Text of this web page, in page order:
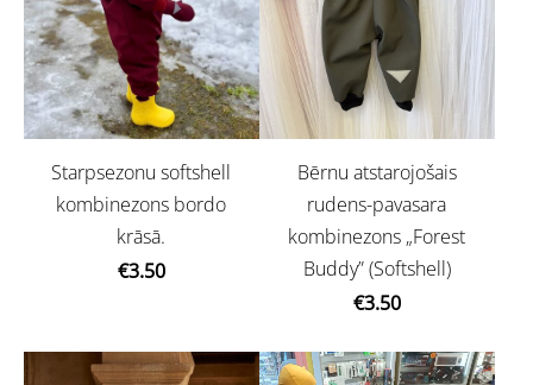
Starpsezonu softshell
kombinezons bordo
krāsā.
€3.50
Bērnu atstarojošais
rudens-pavasara
kombinezons „Forest
Buddy” (Softshell)
€3.50